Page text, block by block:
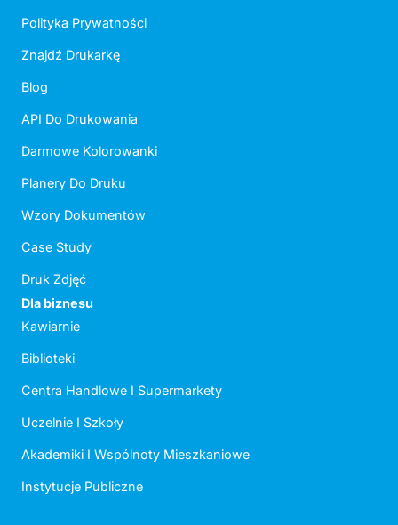
Polityka Prywatności
Znajdź Drukarkę
Blog
API Do Drukowania
Darmowe Kolorowanki
Planery Do Druku
Wzory Dokumentów
Case Study
Druk Zdjęć
Dla biznesu
Kawiarnie
Biblioteki
Centra Handlowe I Supermarkety
Uczelnie I Szkoły
Akademiki I Wspólnoty Mieszkaniowe
Instytucje Publiczne